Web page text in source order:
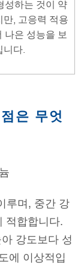
성하는 것이 약
만, 고응력 적용
나은 성능을 보
니다.
은 무엇
루며, 중간 강
적합합니다.
강도보다 성
에 이상적입